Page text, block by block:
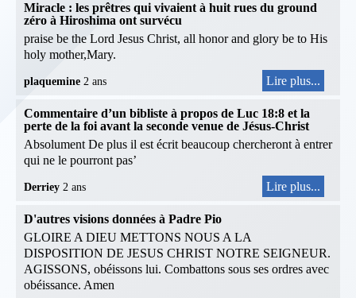
Miracle : les prêtres qui vivaient à huit rues du ground
zéro à Hiroshima ont survécu
praise be the Lord Jesus Christ, all honor and glory be to His
holy mother,Mary.
plaquemine 2 ans Lire plus...
Commentaire d’un bibliste à propos de Luc 18:8 et la
perte de la foi avant la seconde venue de Jésus-Christ
Absolument De plus il est écrit beaucoup chercheront à entrer
qui ne le pourront pas’
Derriey 2 ans Lire plus...
D'autres visions données à Padre Pio
GLOIRE A DIEU METTONS NOUS A LA
DISPOSITION DE JESUS CHRIST NOTRE SEIGNEUR.
AGISSONS, obéissons lui. Combattons sous ses ordres avec
obéissance. Amen